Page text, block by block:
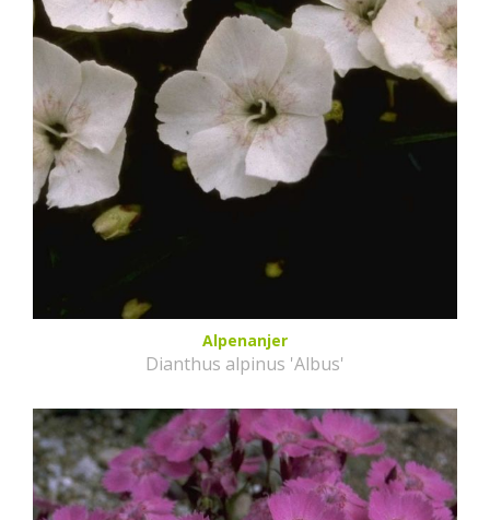
Alpenanjer
Dianthus alpinus 'Albus'